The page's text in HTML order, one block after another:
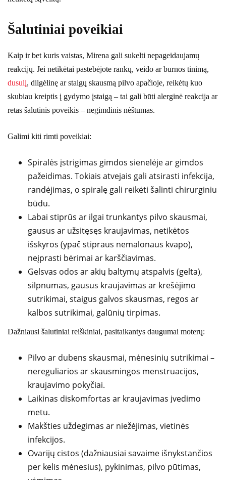
Šalutiniai poveikiai
Kaip ir bet kuris vaistas, Mirena gali sukelti nepageidaujamų
reakcijų. Jei netikėtai pastebėjote rankų, veido ar burnos tinimą,
dusulį, dilgėlinę ar staigų skausmą pilvo apačioje, reikėtų kuo
skubiau kreiptis į gydymo įstaigą – tai gali būti alerginė reakcija ar
retas šalutinis poveikis – negimdinis nėštumas.
Galimi kiti rimti poveikiai:
Spiralės įstrigimas gimdos sienelėje ar gimdos
pažeidimas. Tokiais atvejais gali atsirasti infekcija,
randėjimas, o spiralę gali reikėti šalinti chirurginiu
būdu.
Labai stiprūs ar ilgai trunkantys pilvo skausmai,
gausus ar užsitęsęs kraujavimas, netikėtos
išskyros (ypač stipraus nemalonaus kvapo),
neįprasti bėrimai ar karščiavimas.
Gelsvas odos ar akių baltymų atspalvis (gelta),
silpnumas, gausus kraujavimas ar krešėjimo
sutrikimai, staigus galvos skausmas, regos ar
kalbos sutrikimai, galūnių tirpimas.
Dažniausi šalutiniai reiškiniai, pasitaikantys daugumai moterų:
Pilvo ar dubens skausmai, mėnesinių sutrikimai –
nereguliarios ar skausmingos menstruacijos,
kraujavimo pokyčiai.
Laikinas diskomfortas ar kraujavimas įvedimo
metu.
Makšties uždegimas ar niežėjimas, vietinės
infekcijos.
Ovarijų cistos (dažniausiai savaime išnykstančios
per kelis mėnesius), pykinimas, pilvo pūtimas,